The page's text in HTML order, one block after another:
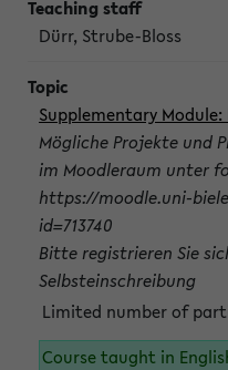
Dürr, Strube-Bloss
Supplementary
Mögliche Projekte und
im Moodleraum unter
https://moodle.uni-
id=713740
Bitte registrieren Sie
Selbsteinschreibung
Limited number of
Course taught in